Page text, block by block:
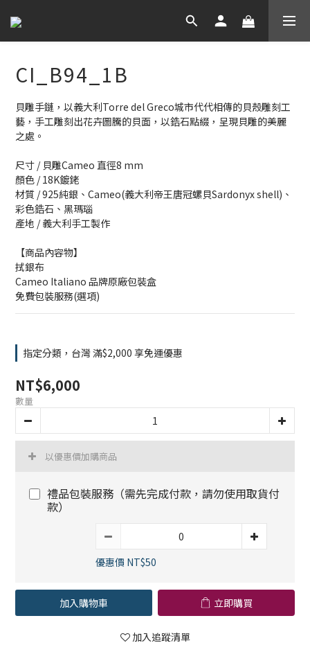
CI_B94_1B
貝雕手鏈，以義大利Torre del Greco城市代代相傳的貝殼雕刻工
藝，手工雕刻出花卉圖騰的貝面，以鋯石點綴，呈現貝雕的美麗
之處。
尺寸 / 貝雕Cameo 直徑8 mm
顏色 / 18K鍍銠
材質 / 925純銀、Cameo(義大利帝王唐冠螺貝Sardonyx shell)、
彩色鋯石、黑瑪瑙
產地 / 義大利手工製作
【商品內容物】
拭銀布
Cameo Italiano 品牌原廠包裝盒
免費包裝服務(選項)
指定分類，台灣 滿$2,000 享免運優惠
NT$6,000
數量
以優惠價加購商品
禮品包裝服務（需先完成付款，請勿使用取貨付
款）
優惠價 NT$50
加入購物車 立即購買
加入追蹤清單